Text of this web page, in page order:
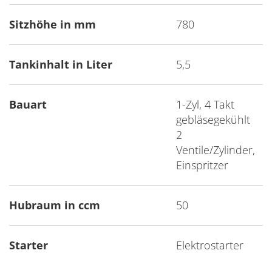
Sitzhöhe in mm 780
Tankinhalt in Liter 5,5
Bauart
1-Zyl, 4 Takt
gebläsegekühlt
2
Ventile/Zylinder,
Einspritzer
Hubraum in ccm 50
Starter Elektrostarter